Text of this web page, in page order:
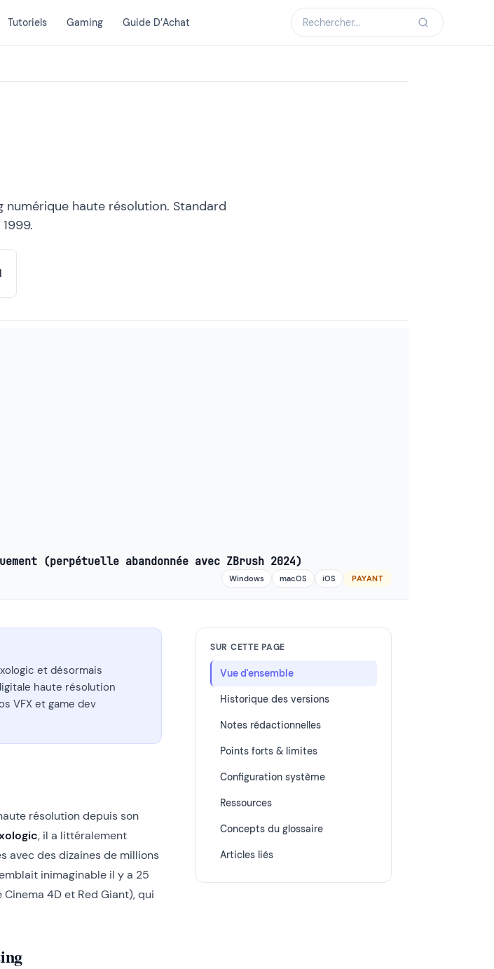
Tutoriels Gaming Guide D’Achat
haute résolution. Standard
(perpétuelle abandonnée avec ZBrush 2024)
Windows macOS iOS PAYANT
et désormais
haute résolution
VFX et game dev
résolution depuis son
, il a littéralement
avec des dizaines de millions
inimaginable il y a 25
4D et Red Giant), qui
SUR CETTE PAGE
Vue d'ensemble
Historique des versions
Notes rédactionnelles
Points forts & limites
Configuration système
Ressources
Concepts du glossaire
Articles liés